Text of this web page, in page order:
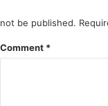
not be published.
Comment *